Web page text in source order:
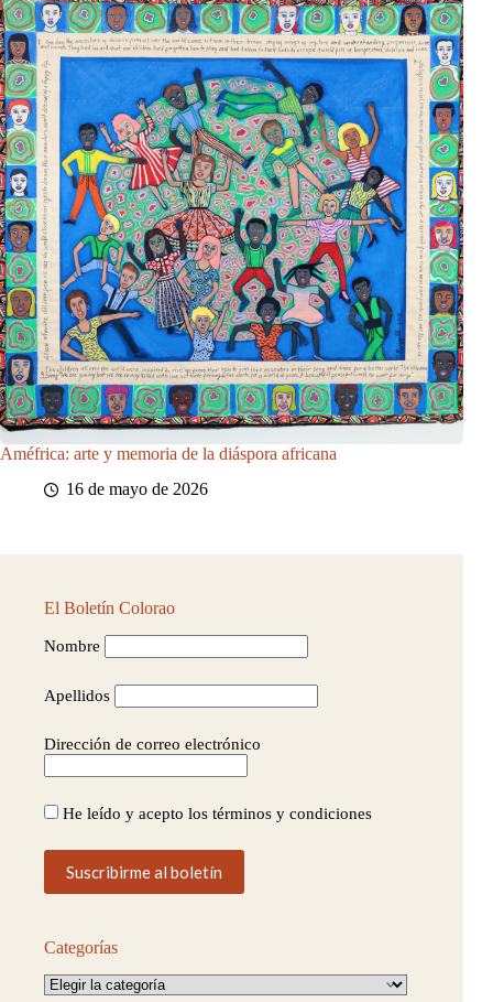
Améfrica: arte y memoria de la diáspora africana
16 de mayo de 2026
El Boletín Colorao
Nombre
Apellidos
Dirección de correo electrónico
He leído y acepto los términos y condiciones
Categorías
Categorías